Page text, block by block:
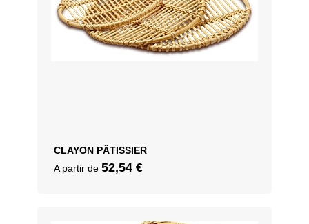
CLAYON PÂTISSIER
A partir de 52,54 €